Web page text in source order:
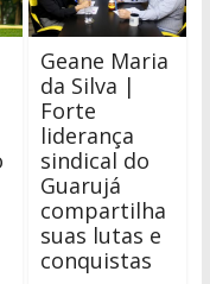
Geane Maria
da Silva |
Forte
liderança
sindical do
Guarujá
compartilha
suas lutas e
conquistas